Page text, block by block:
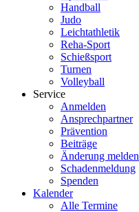
Handball
Judo
Leichtathletik
Reha-Sport
Schießsport
Turnen
Volleyball
Service
Anmelden
Ansprechpartner
Prävention
Beiträge
Änderung melden
Schadenmeldung
Spenden
Kalender
Alle Termine